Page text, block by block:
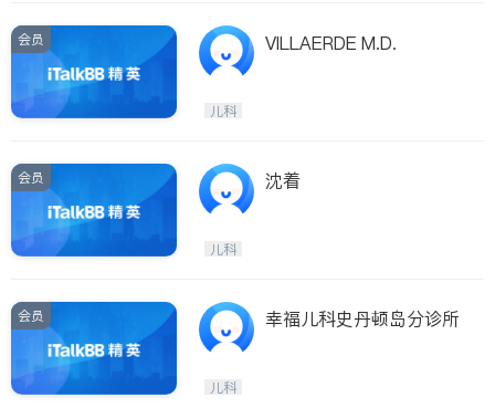
会员 VILLAERDE M.D.
儿科
会员 沈着
儿科
会员 幸福儿科史丹顿岛分诊所
儿科